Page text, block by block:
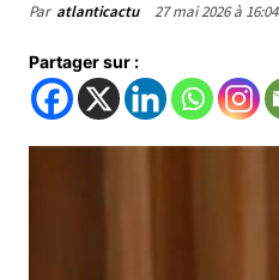
Par atlanticactu 27 mai 2026 à 16:04
Partager sur :